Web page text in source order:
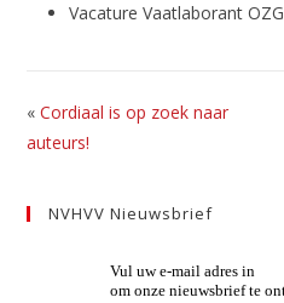
Vacature Vaatlaborant OZG
«Cordiaal is op zoek naar
auteurs!
NVHVV Nieuwsbrief